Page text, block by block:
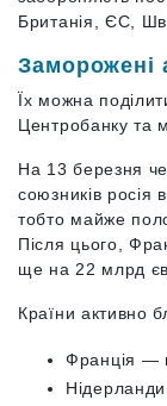
Британія, ЄС,
Заморожені
Їх можна
Центробанку та
На 13 березня
союзників
тобто майже
Після цього,
ще на 22 млрд
Країни активно
Франція —